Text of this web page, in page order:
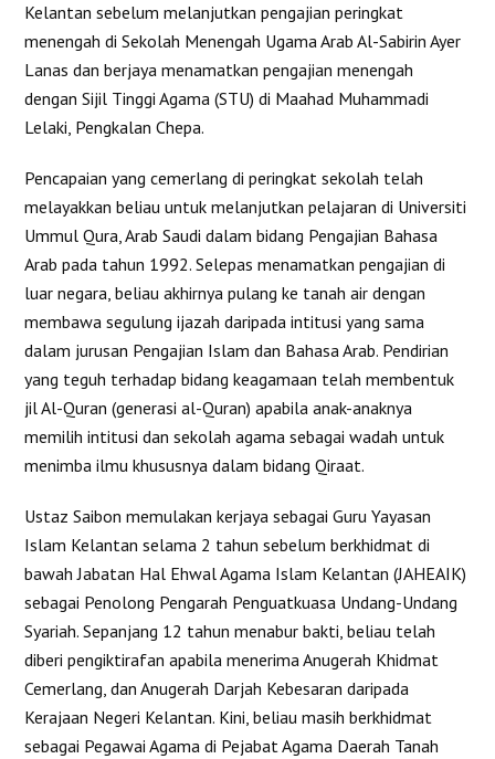
Kelantan sebelum melanjutkan pengajian peringkat
menengah di Sekolah Menengah Ugama Arab Al-Sabirin Ayer
Lanas dan berjaya menamatkan pengajian menengah
dengan Sijil Tinggi Agama (STU) di Maahad Muhammadi
Lelaki, Pengkalan Chepa.
Pencapaian yang cemerlang di peringkat sekolah telah
melayakkan beliau untuk melanjutkan pelajaran di Universiti
Ummul Qura, Arab Saudi dalam bidang Pengajian Bahasa
Arab pada tahun 1992. Selepas menamatkan pengajian di
luar negara, beliau akhirnya pulang ke tanah air dengan
membawa segulung ijazah daripada intitusi yang sama
dalam jurusan Pengajian Islam dan Bahasa Arab. Pendirian
yang teguh terhadap bidang keagamaan telah membentuk
jil Al-Quran (generasi al-Quran) apabila anak-anaknya
memilih intitusi dan sekolah agama sebagai wadah untuk
menimba ilmu khususnya dalam bidang Qiraat.
Ustaz Saibon memulakan kerjaya sebagai Guru Yayasan
Islam Kelantan selama 2 tahun sebelum berkhidmat di
bawah Jabatan Hal Ehwal Agama Islam Kelantan (JAHEAIK)
sebagai Penolong Pengarah Penguatkuasa Undang-Undang
Syariah. Sepanjang 12 tahun menabur bakti, beliau telah
diberi pengiktirafan apabila menerima Anugerah Khidmat
Cemerlang, dan Anugerah Darjah Kebesaran daripada
Kerajaan Negeri Kelantan. Kini, beliau masih berkhidmat
sebagai Pegawai Agama di Pejabat Agama Daerah Tanah